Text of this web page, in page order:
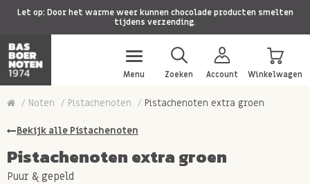
Let op: Door het warme weer kunnen chocolade producten smelten
tijdens verzending.
Menu Zoeken Account Winkelwagen
Noten Pistachenoten Pistachenoten extra groen
Bekijk alle Pistachenoten
Pistachenoten extra groen
Puur & gepeld